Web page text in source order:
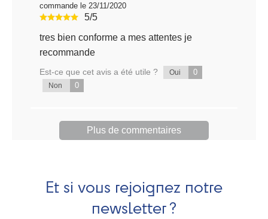
commande le 23/11/2020
5/5
tres bien conforme a mes attentes je
recommande
Est-ce que cet avis a été utile ? Oui 0
Non 0
Plus de commentaires
Et si vous rejoignez notre
newsletter ?